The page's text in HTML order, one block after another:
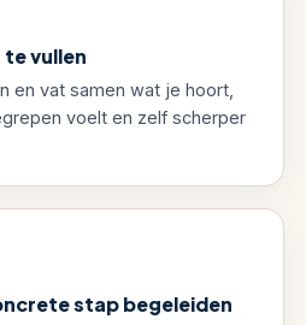
vullen
en vat samen wat je hoort,
voelt en zelf scherper
stap begeleiden